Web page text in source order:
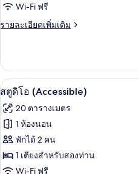
ดิโอ
(Cozy,
Wi-Fi ฟรี
รายละเอียดเพิ่มเติม
ราย
เกี่ยว
กับ
สตู
โอ
(Cozy,
เปิด
ภาพถ่าย
ทั้งหมด
ของ
สตู
5
สตูดิโอ (Accessible)
20 ตารางเมตร
1 ห้องนอน
พักได้ 2 คน
1 เตียงสำหรับสองท่าน
Wi-Fi ฟรี